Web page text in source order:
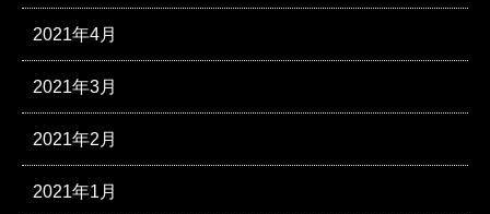
2021年4月
2021年3月
2021年2月
2021年1月